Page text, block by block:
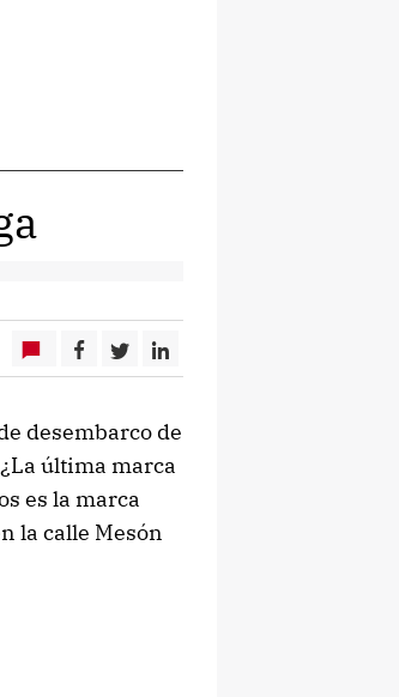
desembarco de
última marca
es la marca
la calle Mesón